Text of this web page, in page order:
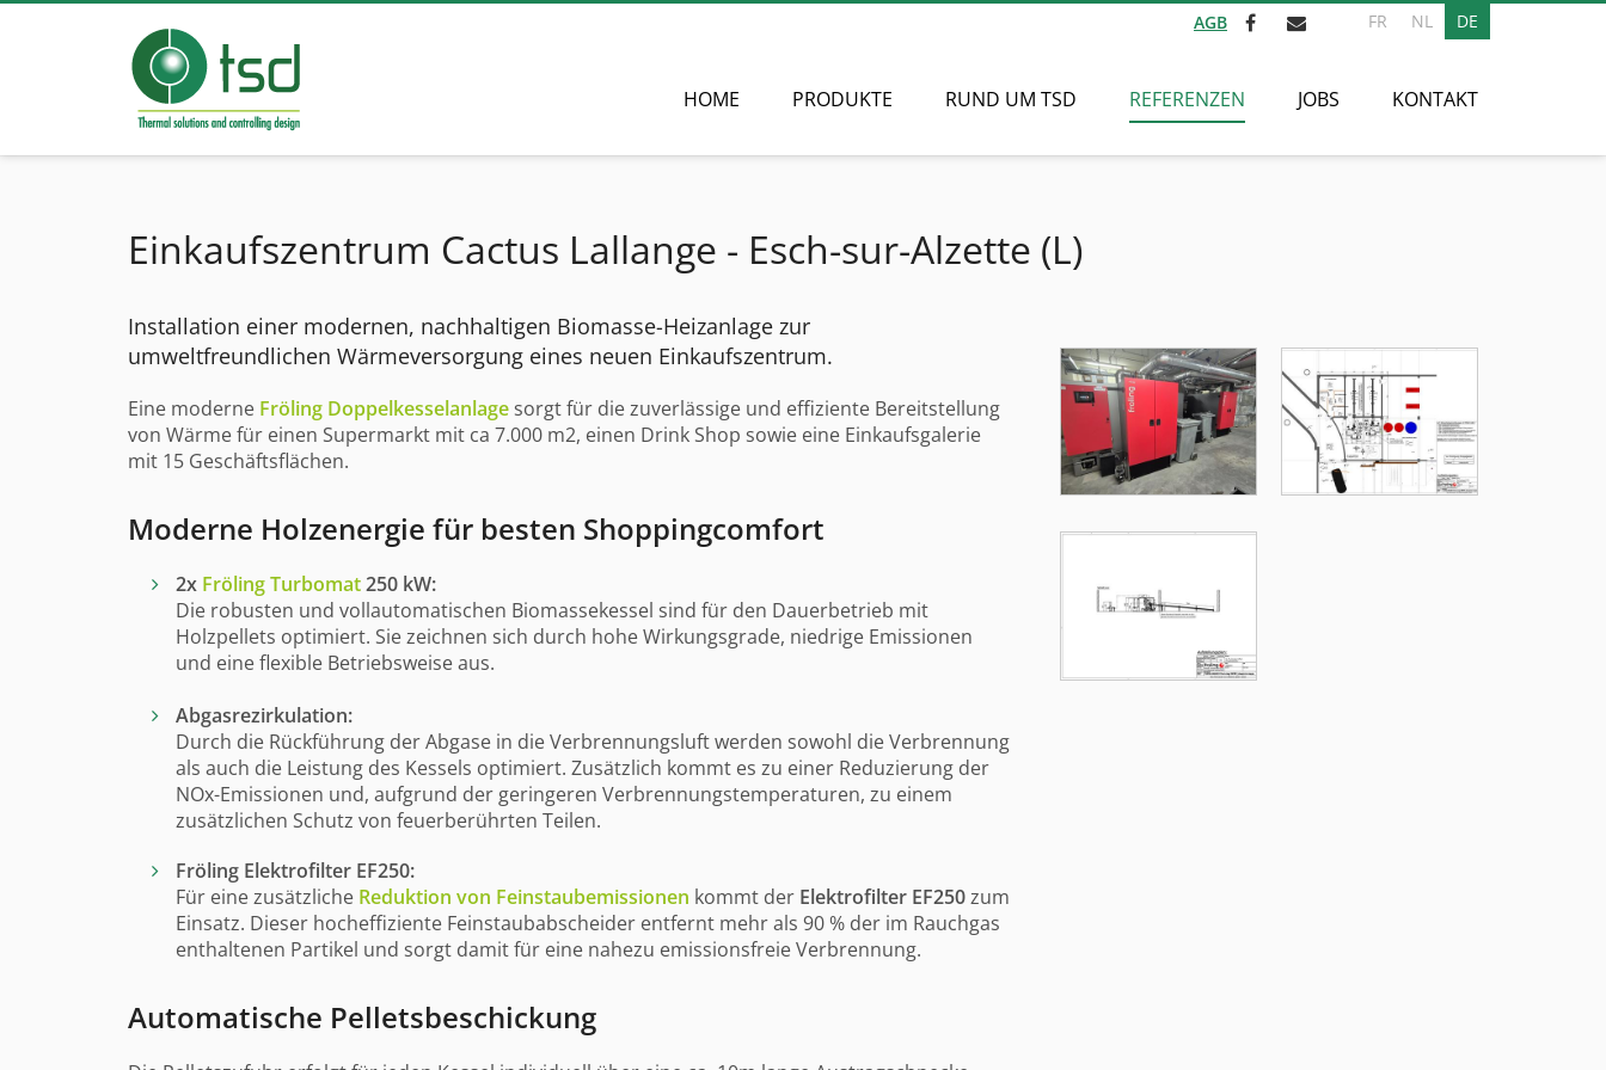
AGB FR NL DE
HOME PRODUKTE RUND UM TSD REFERENZEN JOBS KONTAKT
Einkaufszentrum Cactus Lallange - Esch-sur-Alzette (L)
Installation einer modernen, nachhaltigen Biomasse-Heizanlage zur
umweltfreundlichen Wärmeversorgung eines neuen Einkaufszentrum.
Eine moderne Fröling Doppelkesselanlage sorgt für die zuverlässige und effiziente Bereitstellung
von Wärme für einen Supermarkt mit ca 7.000 m2, einen Drink Shop sowie eine Einkaufsgalerie
mit 15 Geschäftsflächen.
Moderne Holzenergie für besten Shoppingcomfort
2x Fröling Turbomat250 kW:
Die robusten und vollautomatischen Biomassekessel sind für den Dauerbetrieb mit
Holzpellets optimiert. Sie zeichnen sich durch hohe Wirkungsgrade, niedrige Emissionen
und eine flexible Betriebsweise aus.
Abgasrezirkulation:
Durch die Rückführung der Abgase in die Verbrennungsluft werden sowohl die Verbrennung
als auch die Leistung des Kessels optimiert. Zusätzlich kommt es zu einer Reduzierung der
NOx-Emissionen und, aufgrund der geringeren Verbrennungstemperaturen, zu einem
zusätzlichen Schutz von feuerberührten Teilen.
Fröling Elektrofilter EF250:
Für eine zusätzliche Reduktion von Feinstaubemissionen kommt der Elektrofilter EF250zum
Einsatz. Dieser hocheffiziente Feinstaubabscheider entfernt mehr als 90 % der im Rauchgas
enthaltenen Partikel und sorgt damit für eine nahezu emissionsfreie Verbrennung.
Automatische Pelletsbeschickung